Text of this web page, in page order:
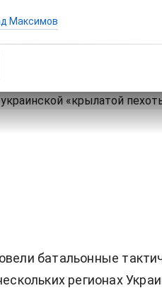
Максимов
батальонные
регионах